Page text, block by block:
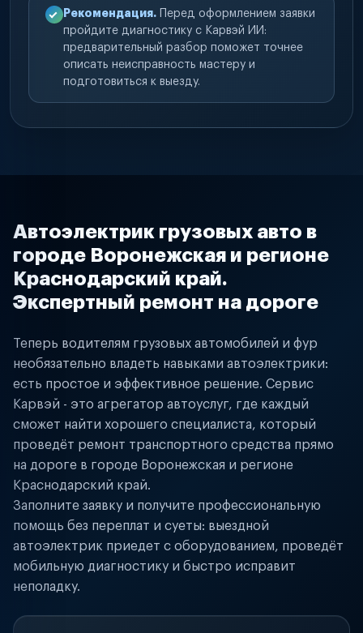
Рекомендация. Перед оформлением заявки
пройдите диагностику с Карвэй ИИ:
предварительный разбор поможет точнее
описать неисправность мастеру и
подготовиться к выезду.
Автоэлектрик грузовых авто в
городе Воронежская и регионе
Краснодарский край.
Экспертный ремонт на дороге
Теперь водителям грузовых автомобилей и фур
необязательно владеть навыками автоэлектрики:
есть простое и эффективное решение. Сервис
Карвэй - это агрегатор автоуслуг, где каждый
сможет найти хорошего специалиста, который
проведёт ремонт транспортного средства прямо
на дороге в городе Воронежская и регионе
Краснодарский край.
Заполните заявку и получите профессиональную
помощь без переплат и суеты: выездной
автоэлектрик приедет с оборудованием, проведёт
мобильную диагностику и быстро исправит
неполадку.